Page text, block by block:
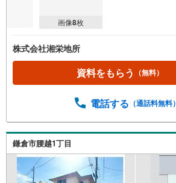
画像8枚
株式会社湘栄地所
資料をもらう （無料）
電話する （通話料無料）
鎌倉市腰越1丁目